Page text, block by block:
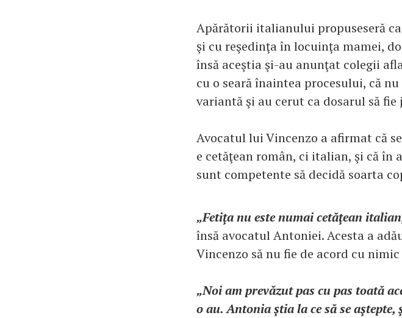
Apărătorii italianului propuseseră
şi cu reşedinţa în locuinţa mamei,
însă aceştia şi-au anunţat colegii
cu o seară înaintea procesului, că
variantă şi au cerut ca dosarul să
Avocatul lui Vincenzo a afirmat că
e cetăţean român, ci italian, şi că
sunt competente să decidă soarta
„Fetiţa nu este numai cetăţean
însă avocatul Antoniei. Acesta a
Vincenzo să nu fie de acord cu
„Noi am prevăzut pas cu pas toată
o au. Antonia ştia la ce să se